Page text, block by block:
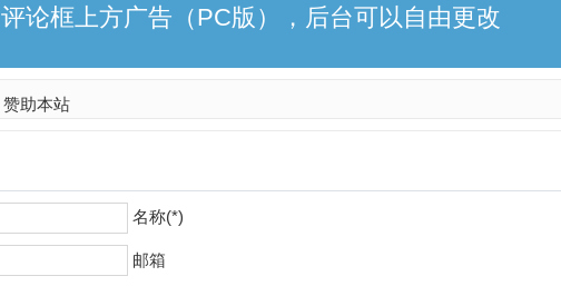
评论框上方广告（PC版），后台可以自由更改
赞助本站
名称(*)
邮箱